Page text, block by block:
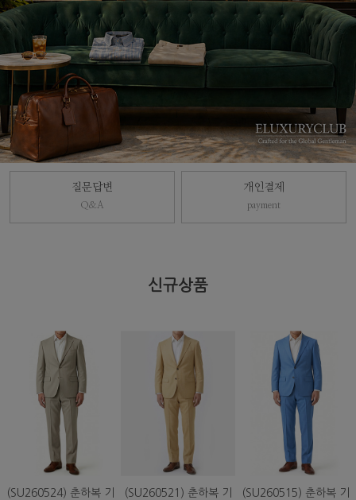
질문답변
Q&A
개인결제
payment
신규상품
(SU260524) 춘하복 기
(SU260521) 춘하복 기
(SU260515) 춘하복 기